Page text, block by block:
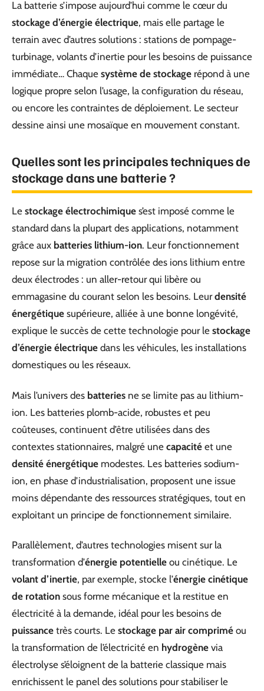
La batterie s’impose aujourd’hui comme le cœur du
stockage d’énergie électrique, mais elle partage le
terrain avec d’autres solutions : stations de pompage-
turbinage, volants d’inertie pour les besoins de puissance
immédiate… Chaque système de stockage répond à une
logique propre selon l’usage, la configuration du réseau,
ou encore les contraintes de déploiement. Le secteur
dessine ainsi une mosaïque en mouvement constant.
Quelles sont les principales techniques de
stockage dans une batterie ?
Le stockage électrochimique s’est imposé comme le
standard dans la plupart des applications, notamment
grâce aux batteries lithium-ion. Leur fonctionnement
repose sur la migration contrôlée des ions lithium entre
deux électrodes : un aller-retour qui libère ou
emmagasine du courant selon les besoins. Leurdensité
énergétique supérieure, alliée à une bonne longévité,
explique le succès de cette technologie pour le stockage
d’énergie électrique dans les véhicules, les installations
domestiques ou les réseaux.
Mais l’univers des batteries ne se limite pas au lithium-
ion. Les batteries plomb-acide, robustes et peu
coûteuses, continuent d’être utilisées dans des
contextes stationnaires, malgré une capacité et une
densité énergétique modestes. Les batteries sodium-
ion, en phase d’industrialisation, proposent une issue
moins dépendante des ressources stratégiques, tout en
exploitant un principe de fonctionnement similaire.
Parallèlement, d’autres technologies misent sur la
transformation d’énergie potentielle ou cinétique. Le
volant d’inertie, par exemple, stocke l’énergie cinétique
de rotation sous forme mécanique et la restitue en
électricité à la demande, idéal pour les besoins de
puissance très courts. Le stockage par air comprimé ou
la transformation de l’électricité en hydrogène via
électrolyse s’éloignent de la batterie classique mais
enrichissent le panel des solutions pour stabiliser le